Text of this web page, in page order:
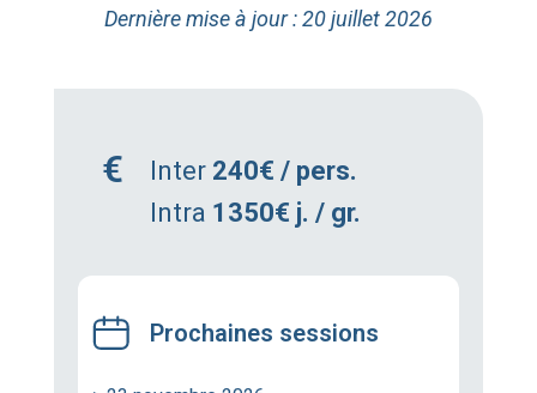
Dernière mise à jour : 20 juillet 2026
Inter 240€ / pers.
Intra 1350€ j. / gr.
Prochaines sessions